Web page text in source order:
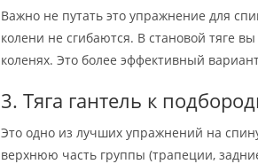
Важно не путать это упражнение для
колени не сгибаются. В становой тяге
коленях. Это более эффективный
3. Тяга гантель к
Это одно из лучших упражнений на
верхнюю часть группы (трапеции,